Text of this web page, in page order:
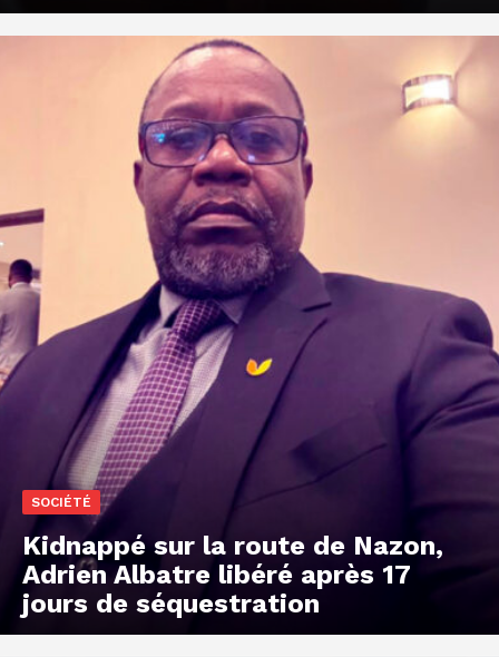
SOCIÉTÉ
Kidnappé sur la route de Nazon,
Adrien Albatre libéré après 17
jours de séquestration